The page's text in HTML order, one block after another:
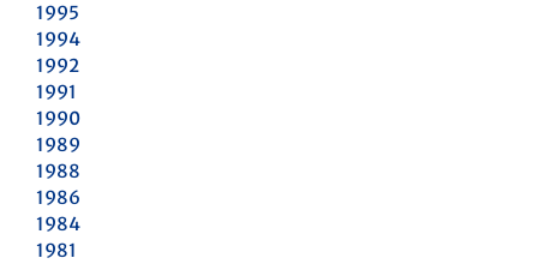
1995
1994
1992
1991
1990
1989
1988
1986
1984
1981